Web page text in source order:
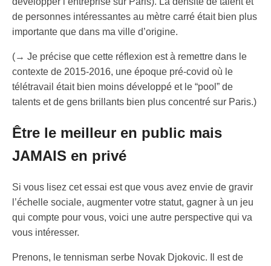
de personnes intéressantes au mètre carré était bien plus
importante que dans ma ville d’origine.
(→ Je précise que cette réflexion est à remettre dans le
contexte de 2015-2016, une époque pré-covid où le
télétravail était bien moins développé et le “pool” de
talents et de gens brillants bien plus concentré sur Paris.)
Être le meilleur en public mais
JAMAIS en privé
Si vous lisez cet essai est que vous avez envie de gravir
l’échelle sociale, augmenter votre statut, gagner à un jeu
qui compte pour vous, voici une autre perspective qui va
vous intéresser.
Prenons, le tennisman serbe Novak Djokovic. Il est de